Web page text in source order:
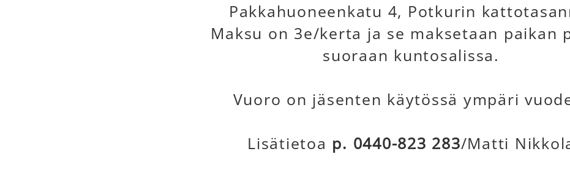
Pakkahuoneenkatu 4, Potkurin
Maksu on 3e/kerta ja se maksetaan paikan
suoraan kuntosalissa.
Vuoro on jäsenten käytössä ympäri
Lisätietoa p. 0440-823 283/Matti